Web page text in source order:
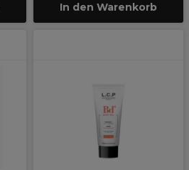
In den Warenkorb